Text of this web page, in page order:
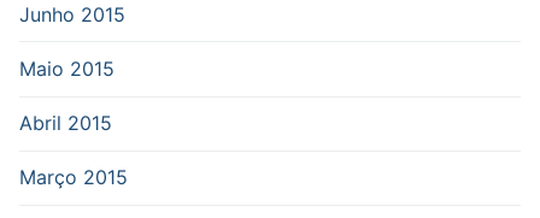
Junho 2015
Maio 2015
Abril 2015
Março 2015